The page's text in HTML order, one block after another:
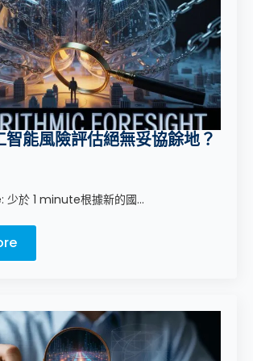
能風險評估絕無妥協餘地？
於 1 minute根據新的國...